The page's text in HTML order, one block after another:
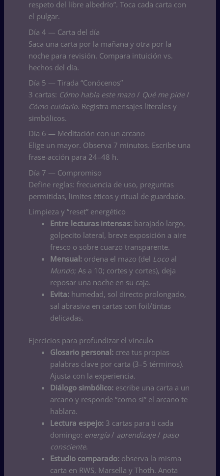
respeto del libre albedrío”. Toca cada carta con
el pulgar.
Día 4 — Carta del día
Saca una carta por la mañana y otra por la
noche para revisión. Compara intuición vs.
hechos del día.
Día 5 — Tirada “Conócenos”
3 cartas: Cómo habla este mazo/ Qué me pide/
Cómo cuidarlo. Registra mensajes literales y
simbólicos.
Día 6 — Meditación con un arcano
Elige un mayor. Observa 7 minutos. Escribe una
frase-acción para 24–48 h.
Día 7 — Compromiso
Define reglas: frecuencia de uso, preguntas
permitidas, límites éticos y ritual de guardado.
Limpieza y “reset” energético
Entre lecturas intensas:barajado largo,
golpecito lateral, breve exposición a aire
fresco o sobre cuarzo transparente.
Mensual:ordena el mazo (del Locoal
Mundo; As a 10; cortes y cortes), deja
reposar una noche en su caja.
Evita:humedad, sol directo prolongado,
sal abrasiva en cartas con foil/tintas
delicadas.
Ejercicios para profundizar el vínculo
Glosario personal:crea tus propias
palabras clave por carta (3–5 términos).
Ajusta con la experiencia.
Diálogo simbólico:escribe una carta a un
arcano y responde “como si” el arcano te
hablara.
Lectura espejo:3 cartas para ti cada
domingo: energía/ aprendizaje/ paso
consciente.
Estudio comparado:observa la misma
carta en RWS, Marsella y Thoth. Anota